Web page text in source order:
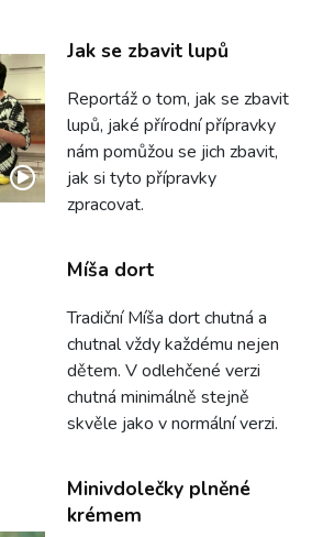
Jak se zbavit lupů
Reportáž o tom, jak se zbavit
lupů, jaké přírodní přípravky
nám pomůžou se jich zbavit,
jak si tyto přípravky
zpracovat.
Míša dort
Tradiční Míša dort chutná a
chutnal vždy každému nejen
dětem. V odlehčené verzi
chutná minimálně stejně
skvěle jako v normální verzi.
Minivdolečky plněné
krémem